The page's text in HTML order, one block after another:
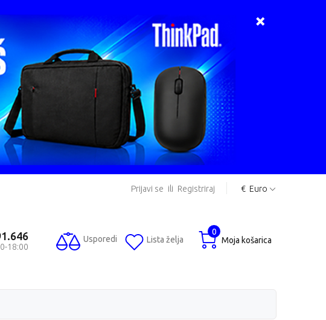
Prijavi se ili Registriraj € Euro
18:00
Usporedi Lista želja Moja košarica
0